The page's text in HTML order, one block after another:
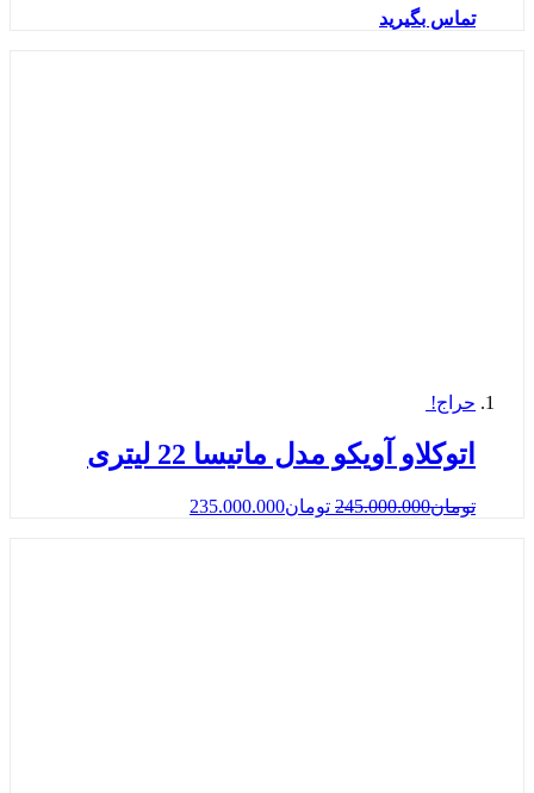
تماس بگیرید
حراج!
اتوكلاو آویکو مدل ماتیسا 22 لیتری
تومان245.000.000 تومان235.000.000